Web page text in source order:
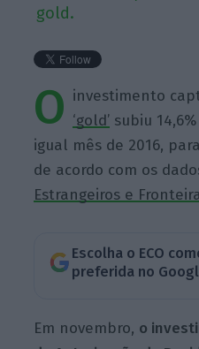
gold.
O investimento
‘gold’ subiu
igual mês de 2016,
de acordo com os
Estrangeiros e
Escolha o ECO
preferida no
Em novembro, o